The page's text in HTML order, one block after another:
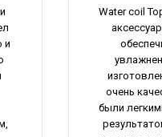
и
Water coil
очень
были